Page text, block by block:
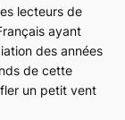
lecteurs de
ayant
des années
de cette
un petit vent